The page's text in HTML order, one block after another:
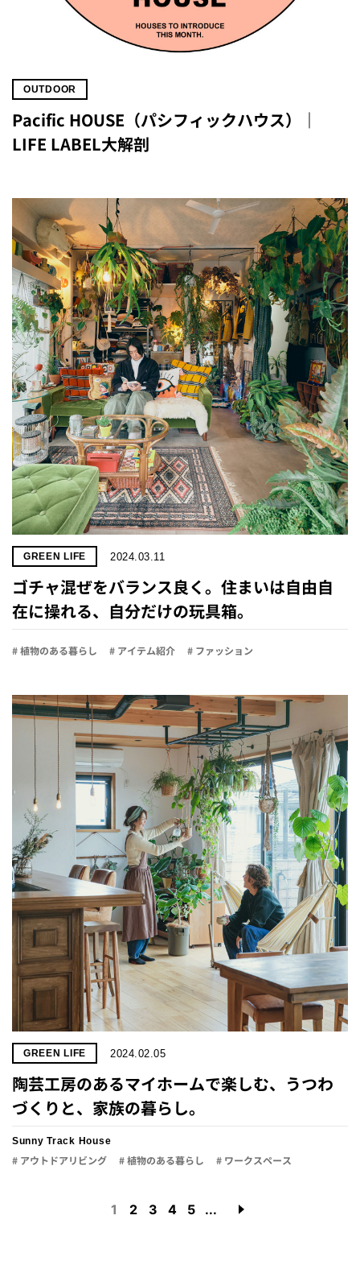
OUTDOOR
Pacific HOUSE（パシフィックハウス）｜
LIFE LABEL大解剖
GREEN LIFE 2024.03.11
ゴチャ混ぜをバランス良く。住まいは自由自
在に操れる、自分だけの玩具箱。
# 植物のある暮らし # アイテム紹介 # ファッション
GREEN LIFE 2024.02.05
陶芸工房のあるマイホームで楽しむ、うつわ
づくりと、家族の暮らし。
Sunny Track House
# アウトドアリビング # 植物のある暮らし # ワークスペース
1 2 3 4 5 ...